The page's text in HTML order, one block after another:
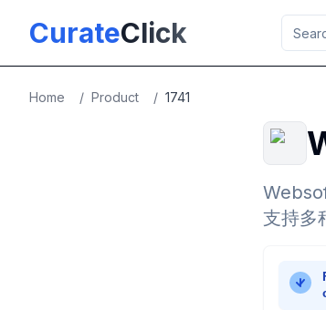
CurateClick
Home / Product / 1741
支持多